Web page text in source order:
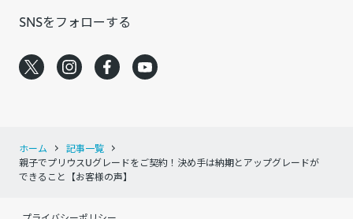
SNSをフォローする
ホーム
記事一覧
親子でプリウスUグレードをご契約！決め手は納期とアップグレードが
できること【お客様の声】